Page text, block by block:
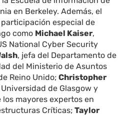
en Berkeley. Además, el
especial de
como Michael Kaiser,
National Cyber Security
, jefa del Departamento de
del Ministerio de Asuntos
Reino Unido;Christopher
de Glasgow y
mayores expertos en
Críticas;Taylor